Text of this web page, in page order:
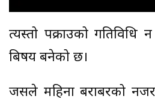
त्यस्तो पक्राउको
बिषय बनेको छ।
जसले महिना बराबरको